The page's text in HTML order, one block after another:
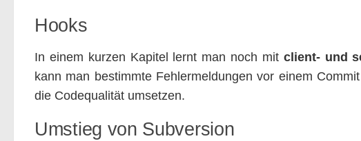
Hooks
In einem kurzen Kapitel lernt man noch mit client- und
kann man bestimmte Fehlermeldungen vor einem
die Codequalität umsetzen.
Umstieg von Subversion